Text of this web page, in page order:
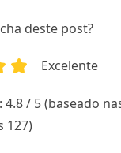
deste post?
Excelente
4.8 / 5 (baseado
127)